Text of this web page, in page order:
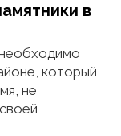
в
который
не